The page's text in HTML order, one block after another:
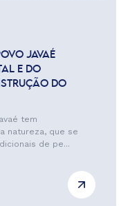
JAVAÉ
E DO
DO
tem
natureza, que se
de pe...